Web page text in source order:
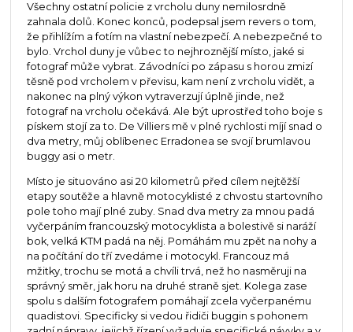
Všechny ostatní policie z vrcholu duny nemilosrdně
zahnala dolů. Konec konců, podepsal jsem revers o tom,
že přihlížím a fotím na vlastní nebezpečí. A nebezpečné to
bylo. Vrchol duny je vůbec to nejhroznější místo, jaké si
fotograf může vybrat. Závodníci po zápasu s horou zmizí
těsně pod vrcholem v převisu, kam není z vrcholu vidět, a
nakonec na plný výkon vytraverzují úplně jinde, než
fotograf na vrcholu očekává. Ale být uprostřed toho boje s
pískem stojí za to. De Villiers mě v plné rychlosti míjí snad o
dva metry, můj oblíbenec Erradonea se svojí brumlavou
buggy asi o metr.
Místo je situováno asi 20 kilometrů před cílem nejtěžší
etapy soutěže a hlavně motocyklisté z chvostu startovního
pole toho mají plné zuby. Snad dva metry za mnou padá
vyčerpáním francouzský motocyklista a bolestivě si naráží
bok, velká KTM padá na něj. Pomáhám mu zpět na nohy a
na počítání do tří zvedáme i motocykl. Francouz má
mžitky, trochu se motá a chvíli trvá, než ho nasměruji na
správný směr, jak horu na druhé straně sjet. Kolega zase
spolu s dalším fotografem pomáhají zcela vyčerpanému
quadistovi. Specificky si vedou řidiči buggin s pohonem